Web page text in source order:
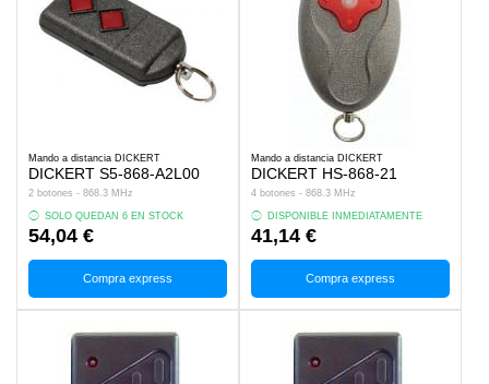
Mando a distancia DICKERT
DICKERT S5-868-A2L00
2 botones - 868.3 MHz
SOLO QUEDAN 6 EN STOCK
54,04 €
Compra express
Mando a distancia DICKERT
DICKERT HS-868-21
4 botones - 868.3 MHz
DISPONIBLE INMEDIATAMENTE
41,14 €
Compra express